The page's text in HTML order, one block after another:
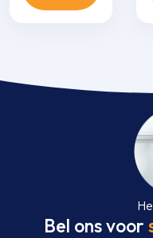
infrarood
Bel ons voor